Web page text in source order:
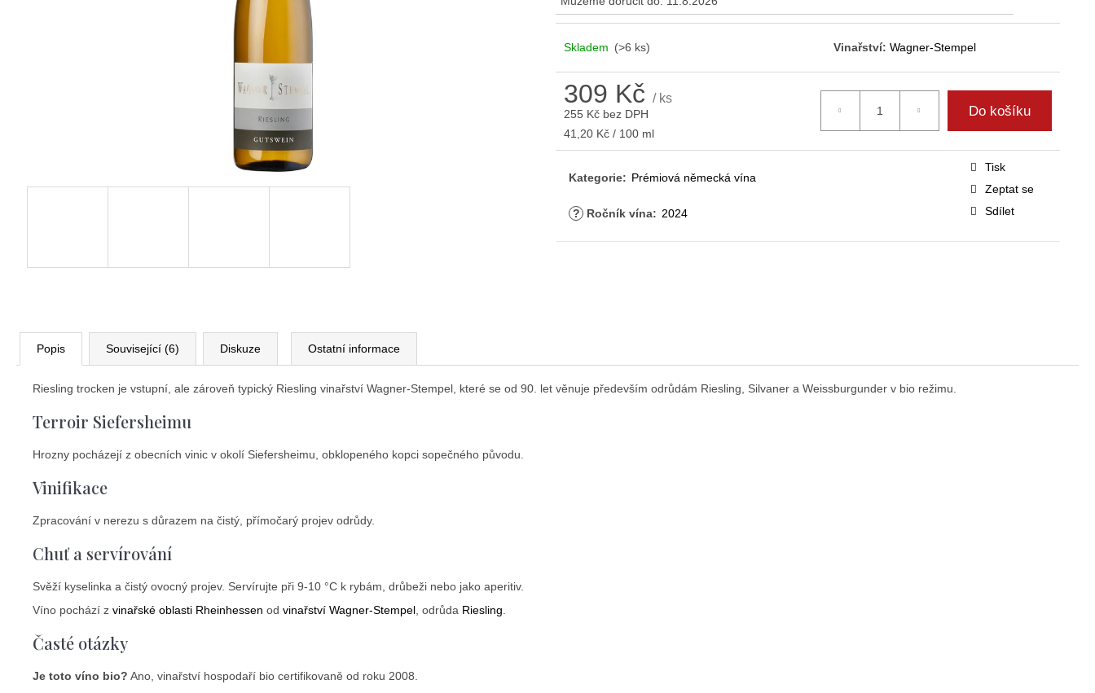
Skladem (>6 ks) Vinařství:Wagner-Stempel
309 Kč / ks
255 Kč bez DPH
Měrná
cena:
41,20 Kč / 100 ml
Do košíku
Kategorie: Prémiová německá vína
? Ročník vína: 2024
Tisk
Zeptat se
Sdílet
Popis Související (6) Diskuze Ostatní informace
Riesling trocken je vstupní, ale zároveň typický Riesling vinařství Wagner-Stempel, které se od 90. let věnuje především odrůdám Riesling, Silvaner a Weissburgunder v bio režimu.
Terroir Siefersheimu
Hrozny pocházejí z obecních vinic v okolí Siefersheimu, obklopeného kopci sopečného původu.
Vinifikace
Zpracování v nerezu s důrazem na čistý, přímočarý projev odrůdy.
Chuť a servírování
Svěží kyselinka a čistý ovocný projev. Servírujte při 9-10 °C k rybám, drůbeži nebo jako aperitiv.
Víno pochází z vinařské oblasti Rheinhessen od vinařství Wagner-Stempel , odrůda Riesling
Časté otázky
Je toto víno bio? Ano, vinařství hospodaří bio certifikovaně od roku 2008.